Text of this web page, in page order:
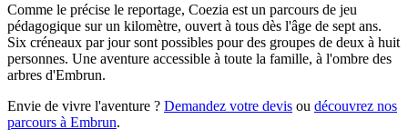
Comme le précise le reportage, Coezia est un parcours de jeu
pédagogique sur un kilomètre, ouvert à tous dès l'âge de sept ans.
Six créneaux par jour sont possibles pour des groupes de deux à huit
personnes. Une aventure accessible à toute la famille, à l'ombre des
arbres d'Embrun.
Envie de vivre l'aventure ? Demandez votre devis ou découvrez nos
parcours à Embrun.